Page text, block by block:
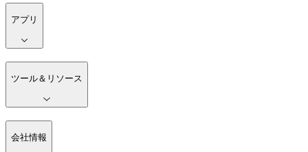
アプリ
ツール＆リソース
会社情報